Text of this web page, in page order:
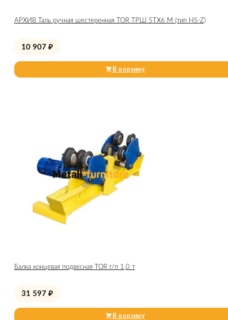
АРХИВ Таль ручная шестеренная TOR ТРШ 5ТХ6 М (тип HS-Z)
10 907 ₽
В корзину
Балка концевая подвесная TOR г/п 1,0 т
31 597 ₽
В корзину